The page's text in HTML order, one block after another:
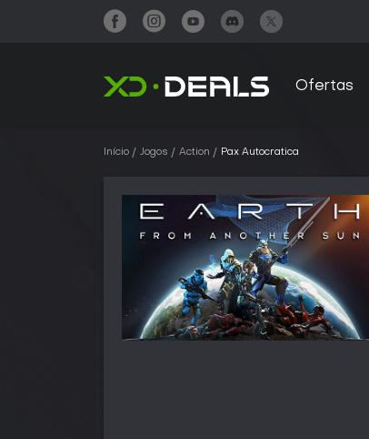
Ofertas
Início Jogos Action Pax Autocratica